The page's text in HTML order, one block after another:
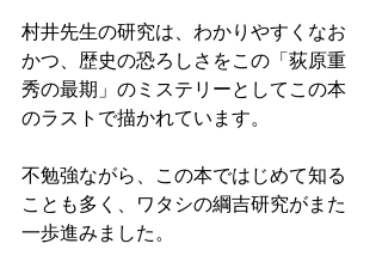
村井先生の研究は、わかりやすくなお
かつ、歴史の恐ろしさをこの「荻原重
秀の最期」のミステリーとしてこの本
のラストで描かれています。
不勉強ながら、この本ではじめて知る
ことも多く、ワタシの綱吉研究がまた
一歩進みました。